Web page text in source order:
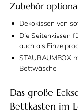
Zubehör optional
Dekokissen von
Die Seitenkissen
auch als
STAURAUMBOX
Bettwäsche
Das große
Bettkasten im